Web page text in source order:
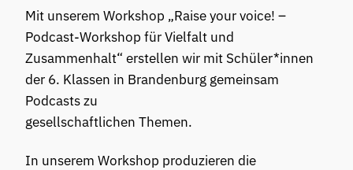
Mit unserem Workshop „Raise your voice! –
Podcast-Workshop für Vielfalt und
Zusammenhalt“ erstellen wir mit Schüler*innen
der 6. Klassen in Brandenburg gemeinsam
Podcasts zu
gesellschaftlichen Themen.
In unserem Workshop produzieren die